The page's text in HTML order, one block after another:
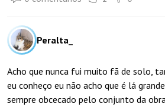
Peralta_
Acho que nunca fui muito fã de solo,
eu conheço eu não acho que é lá
sempre obcecado pelo conjunto da